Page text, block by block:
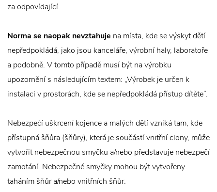
za odpovídající.
Norma se naopak nevztahuje na místa, kde se výskyt dětí
nepředpokládá, jako jsou kanceláře, výrobní haly, laboratoře
a podobně. V tomto případě musí být na výrobku
upozornění s následujícím textem: „Výrobek je určen k
instalaci v prostorách, kde se nepředpokládá přístup dítěte“.
Nebezpečí uškrcení kojence a malých dětí vzniká tam, kde
přístupná šňůra (šňůry), která je součástí vnitřní clony, může
vytvořit nebezpečnou smyčku a/nebo představuje nebezpečí
zamotání. Nebezpečné smyčky mohou být vytvořeny
taháním šňůr a/nebo vnitřních šňůr.